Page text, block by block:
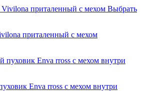
Выбрать
приталенный с мехом
Enva rross с мехом внутри